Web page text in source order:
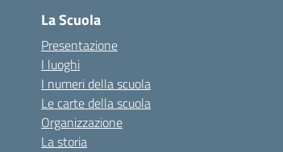
La Scuola
Presentazione
I luoghi
I numeri della scuola
Le carte della scuola
Organizzazione
La storia